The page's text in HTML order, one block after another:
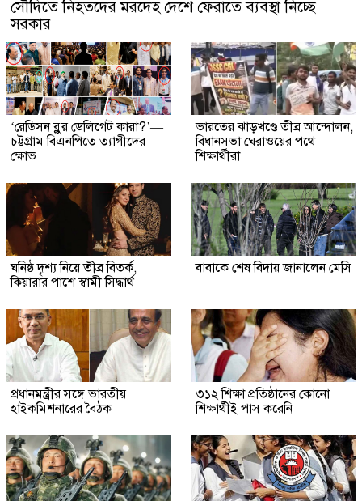
সৌদিতে নিহতদের মরদেহ দেশে ফেরাতে ব্যবস্থা নিচ্ছে
সরকার
‘রেডিসন ব্লুর ডেলিগেট কারা?’—
চট্টগ্রাম বিএনপিতে ত্যাগীদের
ক্ষোভ
ভারতের ঝাড়খণ্ডে তীব্র আন্দোলন,
বিধানসভা ঘেরাওয়ের পথে
শিক্ষার্থীরা
ঘনিষ্ঠ দৃশ্য নিয়ে তীব্র বিতর্ক,
কিয়ারার পাশে স্বামী সিদ্ধার্থ
বাবাকে শেষ বিদায় জানালেন মেসি
প্রধানমন্ত্রীর সঙ্গে ভারতীয়
হাইকমিশনারের বৈঠক
৩১২ শিক্ষা প্রতিষ্ঠানের কোনো
শিক্ষার্থীই পাস করেনি